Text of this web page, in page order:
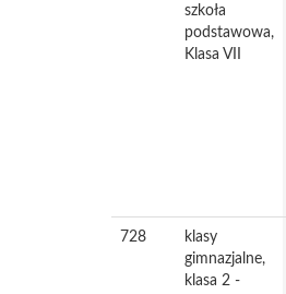
szkoła
podstawowa,
Klasa VII
728
klasy
gimnazjalne,
klasa 2 -